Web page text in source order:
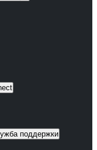
поддержки